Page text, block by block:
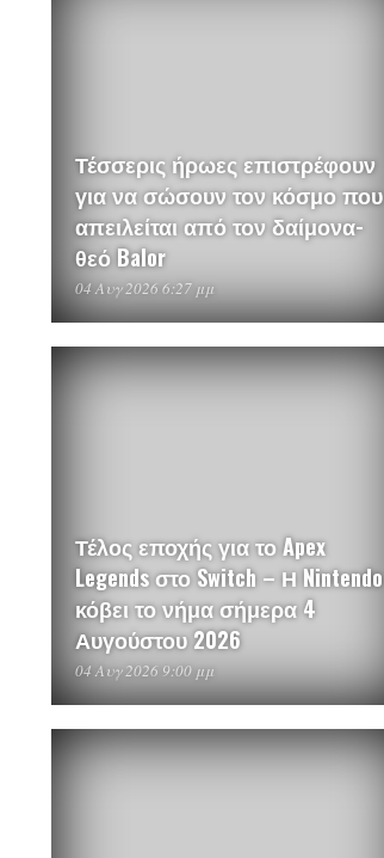
Τέσσερις ήρωες επιστρέφουν
για να σώσουν τον κόσμο που
απειλείται από τον δαίμονα-
θεό Balor
04 Αυγ 2026 6:27 μμ
Τέλος εποχής για το Apex
Legends στο Switch – Η Nintendo
κόβει το νήμα σήμερα 4
Αυγούστου 2026
04 Αυγ 2026 9:00 μμ